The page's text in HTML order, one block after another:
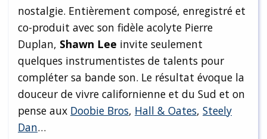
nostalgie. Entièrement composé, enregistré et
co-produit avec son fidèle acolyte Pierre
Duplan, Shawn Lee invite seulement
quelques instrumentistes de talents pour
compléter sa bande son. Le résultat évoque la
douceur de vivre californienne et du Sud et on
pense aux Doobie Bros, Hall & Oates, Steely
Dan…